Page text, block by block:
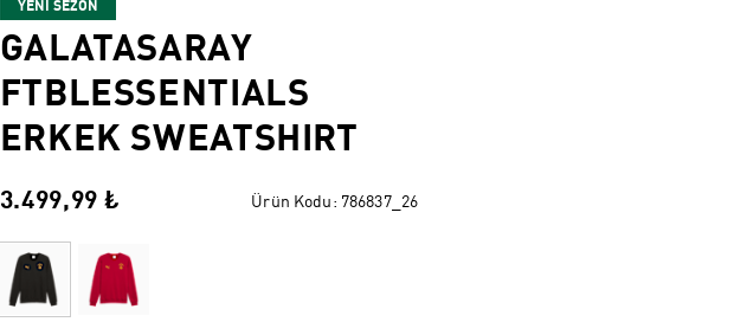
YENİ SEZON
GALATASARAY
FTBLESSENTIALS
ERKEK SWEATSHIRT
3.499,99 ₺ Ürün Kodu: 786837_26